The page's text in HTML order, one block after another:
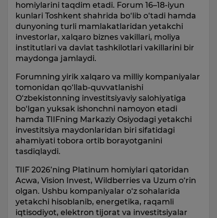
homiylarini taqdim etadi. Forum 16–18-iyun
kunlari Toshkent shahrida bo‘lib o‘tadi hamda
dunyoning turli mamlakatlaridan yetakchi
investorlar, xalqaro biznes vakillari, moliya
institutlari va davlat tashkilotlari vakillarini bir
maydonga jamlaydi.
Forumning yirik xalqaro va milliy kompaniyalar
tomonidan qo‘llab-quvvatlanishi
O‘zbekistonning investitsiyaviy salohiyatiga
bo‘lgan yuksak ishonchni namoyon etadi
hamda TIIFning Markaziy Osiyodagi yetakchi
investitsiya maydonlaridan biri sifatidagi
ahamiyati tobora ortib borayotganini
tasdiqlaydi.
TIIF 2026’ning Platinum homiylari qatoridan
Acwa, Vision Invest, Wildberries va Uzum o‘rin
olgan. Ushbu kompaniyalar o‘z sohalarida
yetakchi hisoblanib, energetika, raqamli
iqtisodiyot, elektron tijorat va investitsiyalar